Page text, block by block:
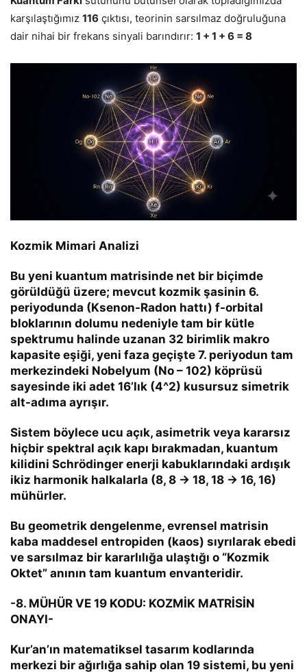
karşılaştığımız 116 çıktısı, teorinin sarsılmaz doğruluğuna
dair nihai bir frekans sinyali barındırır: 1 + 1 + 6 = 8
Kozmik Mimari Analizi
Bu yeni kuantum matrisinde net bir biçimde
görüldüğü üzere; mevcut kozmik şasinin 6.
periyodunda (Ksenon-Radon hattı) f-orbital
bloklarının dolumu nedeniyle tam bir kütle
spektrumu halinde uzanan 32 birimlik makro
kapasite eşiği, yeni faza geçişte 7. periyodun tam
merkezindeki Nobelyum (No – 102) köprüsü
sayesinde iki adet 16’lık (4^2) kusursuz simetrik
alt-adıma ayrışır.
Sistem böylece ucu açık, asimetrik veya kararsız
hiçbir spektral açık kapı bırakmadan, kuantum
kilidini Schrödinger enerji kabuklarındaki ardışık
ikiz harmonik halkalarla (8, 8 → 18, 18 → 16, 16)
mühürler.
Bu geometrik dengelenme, evrensel matrisin
kaba maddesel entropiden (kaos) sıyrılarak ebedi
ve sarsılmaz bir kararlılığa ulaştığı o “Kozmik
Oktet” anının tam kuantum envanteridir.
-8. MÜHÜR VE 19 KODU: KOZMİK MATRİSİN
ONAYI-
Kur’an’ın matematiksel tasarım kodlarında
merkezi bir ağırlığa sahip olan 19 sistemi, bu yeni